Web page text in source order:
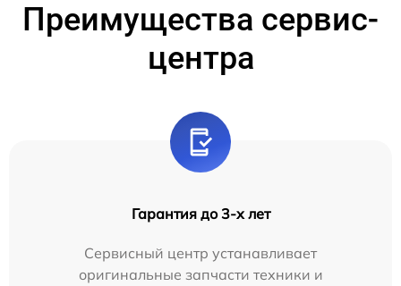
Преимущества сервис-
центра
Гарантия до 3-х лет
Сервисный центр устанавливает
оригинальные запчасти техники и